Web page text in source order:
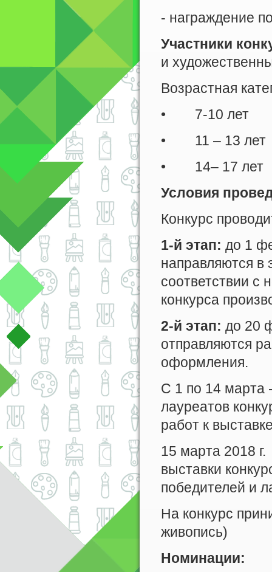
- награждение
Участники
и
Возрастная
• 7-10 лет
• 11 – 13 лет
• 14– 17 лет
Условия
Конкурс
1-й этап: до 1
направляются в
соответствии с
конкурса
2-й этап: до 20
отправляются
оформления.
С 1 по 14 марта
лауреатов
работ к
15 марта 2018
выставки
победителей и
На конкурс
живопись)
Номинации: